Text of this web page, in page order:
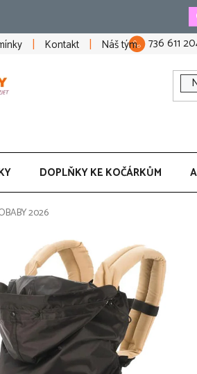
Kontakt Náš tým 736 611
DOPLŇKY KE KOČÁRKŮM
2026